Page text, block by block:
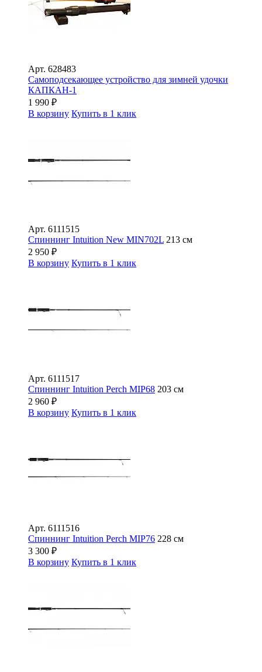
Арт. 628483
Самоподсекающее устройство для зимней удочки
КАПКАН-1
1 990 ₽
В корзину Купить в 1 клик
Арт. 6111515
Спиннинг Intuition New MIN702L 213 см
2 950 ₽
В корзину Купить в 1 клик
Арт. 6111517
Спиннинг Intuition Perch MIP68 203 см
2 960 ₽
В корзину Купить в 1 клик
Арт. 6111516
Спиннинг Intuition Perch MIP76 228 см
3 300 ₽
В корзину Купить в 1 клик